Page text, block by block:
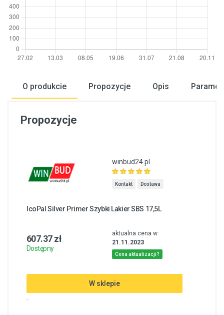
O produkcie Propozycje Opis
Propozycje
winbud24.pl
Kontakt Dostawa
IcoPal Silver Primer Szybki Lakier SBS 17,5L
607.37 zł
Dostępny
aktualna cena w:
21.11.2023
Cena aktualizacji?
W sklepie
.